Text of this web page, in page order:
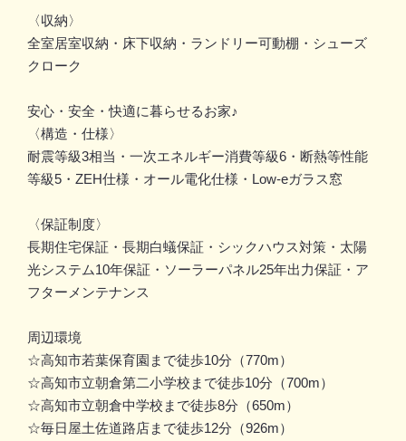
〈収納〉
全室居室収納・床下収納・ランドリー可動棚・シューズ
クローク
安心・安全・快適に暮らせるお家♪
〈構造・仕様〉
耐震等級3相当・一次エネルギー消費等級6・断熱等性能
等級5・ZEH仕様・オール電化仕様・Low-eガラス窓
〈保証制度〉
長期住宅保証・長期白蟻保証・シックハウス対策・太陽
光システム10年保証・ソーラーパネル25年出力保証・ア
フターメンテナンス
周辺環境
☆高知市若葉保育園まで徒歩10分（770m）
☆高知市立朝倉第二小学校まで徒歩10分（700m）
☆高知市立朝倉中学校まで徒歩8分（650m）
☆毎日屋土佐道路店まで徒歩12分（926m）